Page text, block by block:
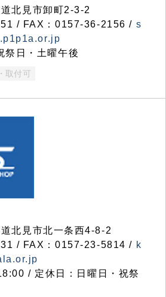
北見市卸町2-3-2
/ FAX：0157-36-2156 / s
祭日・土曜午後
取付可
北見市北一条西4-8-2
/ FAX：0157-23-5814 / k
/ 定休日：日曜日・祝祭